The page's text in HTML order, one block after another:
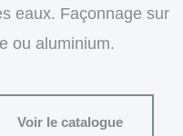
eaux. Façonnage sur
ou aluminium.
Voir le catalogue